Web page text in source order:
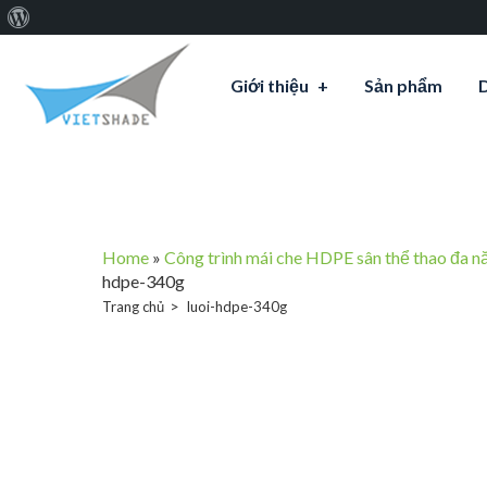
Giới thiệu Sản phẩm
Home »Công trình mái che HDPE sân thể thao đa
hdpe-340g
Trang chủ luoi-hdpe-340g
về
WordPress